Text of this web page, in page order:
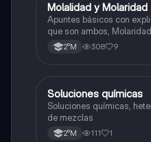
Química
Molalidad y Molaridad
Apuntes básicos con
que son ambos,
2°M 308 9
Química
Soluciones químicas
Soluciones químicas,
de mezclas
2°M 111 1